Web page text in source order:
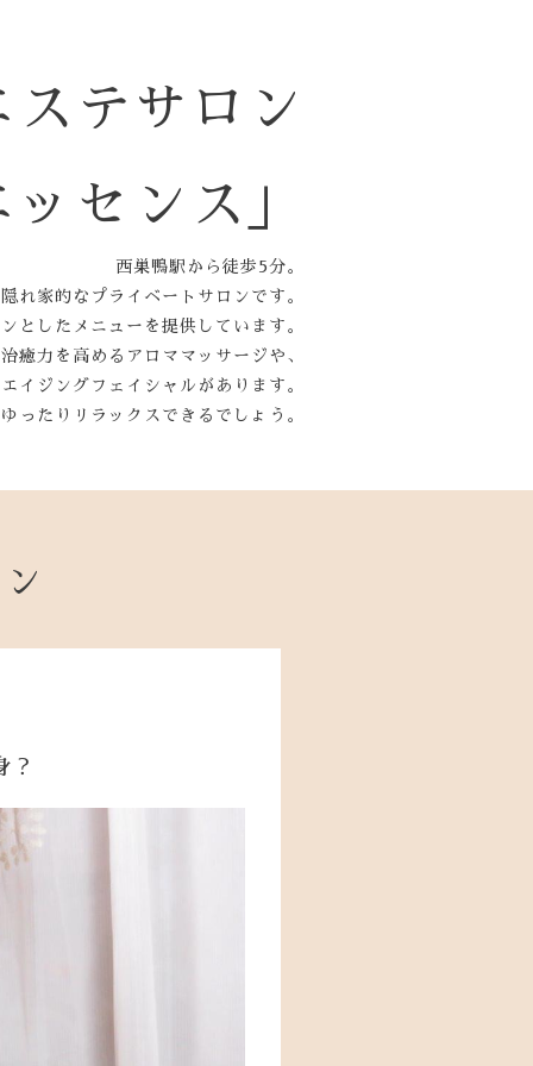
テサロン
センス」
西巣鴨駅から徒歩5分。
隠れ家的なプライベートサロンです。
としたメニューを提供しています。
癒力を高めるアロママッサージや、
イジングフェイシャルがあります。
ったりリラックスできるでしょう。
？